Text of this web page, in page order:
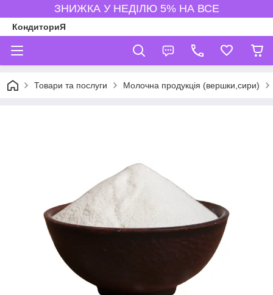
ЗНИЖКА У НЕДІЛЮ 5% НА ВСЕ
КондиториЯ
Товари та послуги Молочна продукція (вершки,сири)